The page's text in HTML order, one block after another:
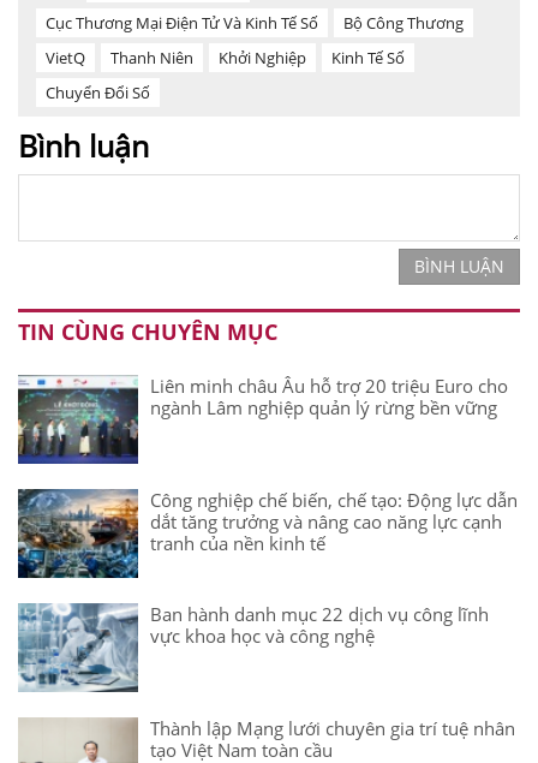
Cục Thương Mại Điện Tử Và Kinh Tế Số
Bộ Công Thương
VietQ
Thanh Niên Khởi Nghiệp
Kinh Tế Số
Chuyển Đổi Số
Bình luận
BÌNH LUẬN
TIN CÙNG CHUYÊN MỤC
Liên minh châu Âu hỗ trợ 20 triệu Euro cho
ngành Lâm nghiệp quản lý rừng bền vững
Công nghiệp chế biến, chế tạo: Động lực dẫn
dắt tăng trưởng và nâng cao năng lực cạnh
tranh của nền kinh tế
Ban hành danh mục 22 dịch vụ công lĩnh
vực khoa học và công nghệ
Thành lập Mạng lưới chuyên gia trí tuệ nhân
tạo Việt Nam toàn cầu